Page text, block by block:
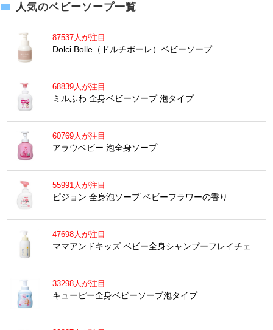
人気のベビーソープ一覧
87537人が注目
Dolci Bolle（ドルチボーレ）ベビーソープ
68839人が注目
ミルふわ 全身ベビーソープ 泡タイプ
60769人が注目
アラウベビー 泡全身ソープ
55991人が注目
ピジョン 全身泡ソープ ベビーフラワーの香り
47698人が注目
ママアンドキッズ ベビー全身シャンプーフレイチェ
33298人が注目
キューピー全身ベビーソープ泡タイプ